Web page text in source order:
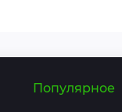
Популярное